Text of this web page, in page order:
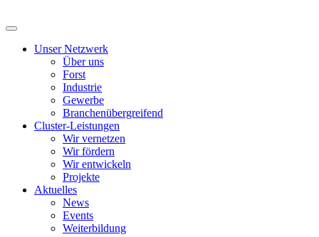
Unser Netzwerk
Über uns
Forst
Industrie
Gewerbe
Branchenübergreifend
Cluster-Leistungen
Wir vernetzen
Wir fördern
Wir entwickeln
Projekte
Aktuelles
News
Events
Weiterbildung